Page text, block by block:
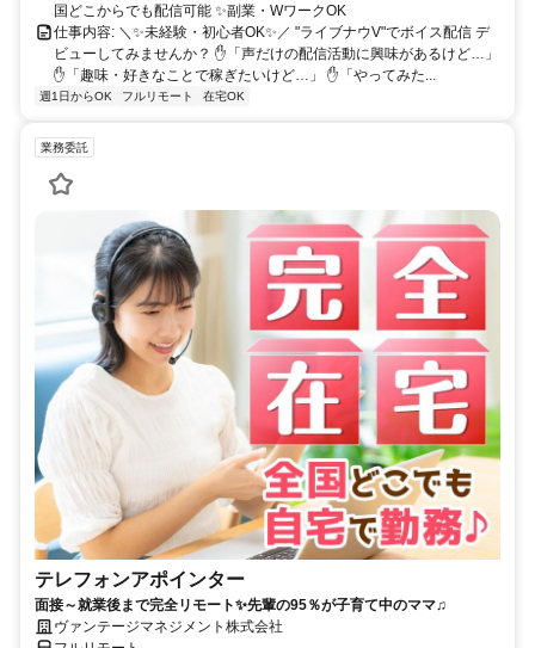
国どこからでも配信可能 ✨副業・WワークOK
仕事内容: ＼✨未経験・初心者OK✨／ "ライブナウV"でボイス配信 デ
ビューしてみませんか？ ✋「声だけの配信活動に興味があるけど…」
✋「趣味・好きなことで稼ぎたいけど…」 ✋「やってみた...
週1日からOK フルリモート 在宅OK
業務委託
テレフォンアポインター
面接～就業後まで完全リモート✨先輩の95％が子育て中のママ♫
ヴァンテージマネジメント株式会社